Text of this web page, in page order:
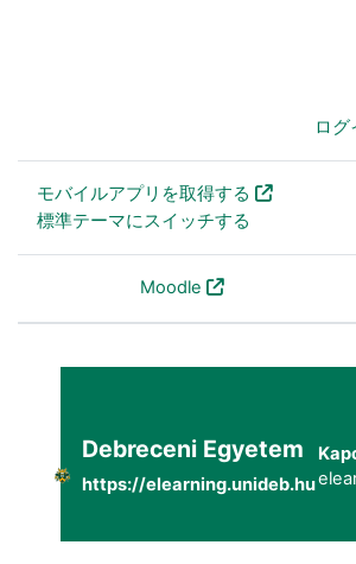
ログ
モバイルアプリを取得する
標準テーマにスイッチする
Moodle
Debreceni Egyetem
https://elearning.unideb.hu